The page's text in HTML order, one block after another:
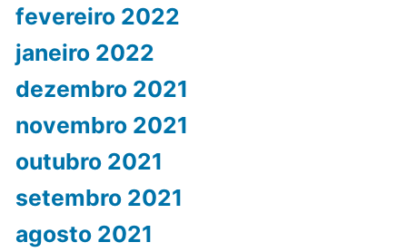
fevereiro 2022
janeiro 2022
dezembro 2021
novembro 2021
outubro 2021
setembro 2021
agosto 2021